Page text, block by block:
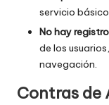
servicio
No hay
de los
navegación.
Contras de